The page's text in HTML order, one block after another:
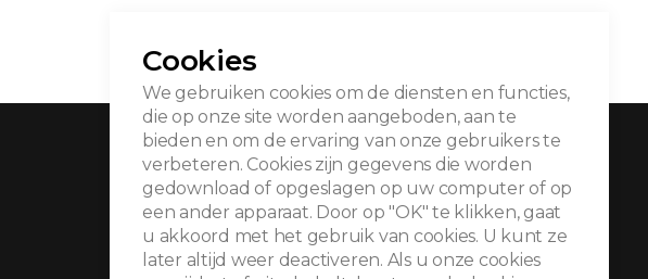
Cookies
We gebruiken cookies om de diensten en functies,
die op onze site worden aangeboden, aan te
bieden en om de ervaring van onze gebruikers te
verbeteren. Cookies zijn gegevens die worden
gedownload of opgeslagen op uw computer of op
een ander apparaat. Door op "OK" te klikken, gaat
u akkoord met het gebruik van cookies. U kunt ze
later altijd weer deactiveren. Als u onze cookies